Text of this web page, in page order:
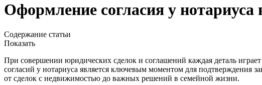
Оформление согласия у нотариуса
Содержание статьи
Показать
При совершении юридических сделок и соглашений каждая деталь
согласий у нотариуса является ключевым моментом для подтверждения
от сделок с недвижимостью до важных решений в семейной жизни.